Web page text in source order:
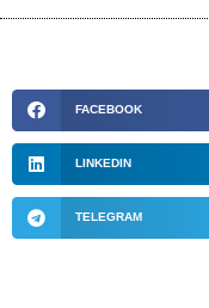
FACEBOOK
LINKEDIN
TELEGRAM